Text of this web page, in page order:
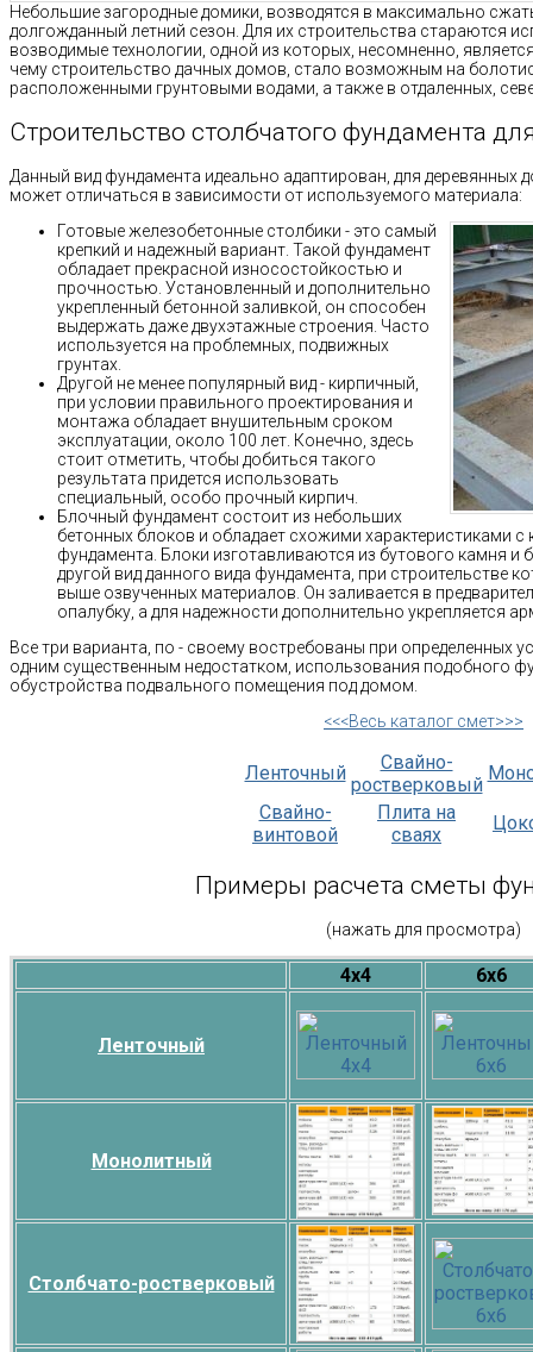
Небольшие загородные домики, возводятся в максимально
долгожданный летний сезон. Для их строительства стараются
возводимые технологии, одной из которых, несомненно,
чему строительство дачных домов, стало возможным на
расположенными грунтовыми водами, а также в отдаленных,
Строительство столбчатого фундамента
Данный вид фундамента идеально адаптирован, для деревянных
может отличаться в зависимости от используемого материала:
Готовые железобетонные столбики - это самый
крепкий и надежный вариант. Такой фундамент
обладает прекрасной износостойкостью и
прочностью. Установленный и дополнительно
укрепленный бетонной заливкой, он способен
выдержать даже двухэтажные строения. Часто
используется на проблемных, подвижных
грунтах.
Другой не менее популярный вид - кирпичный,
при условии правильного проектирования и
монтажа обладает внушительным сроком
эксплуатации, около 100 лет. Конечно, здесь
стоит отметить, чтобы добиться такого
результата придется использовать
специальный, особо прочный кирпич.
Блочный фундамент состоит из небольших
бетонных блоков и обладает схожими характеристиками
фундамента. Блоки изготавливаются из бутового камня и
другой вид данного вида фундамента, при строительстве
выше озвученных материалов. Он заливается в
опалубку, а для надежности дополнительно укрепляется
Все три варианта, по - своему востребованы при определенных
одним существенным недостатком, использования подобного
обустройства подвального помещения под домом.
<<<Весь каталог смет>>>
Ленточный
Свайно-
ростверковый
Свайно-
винтовой
Плита на
сваях
Примеры расчета сметы
(нажать для просмотра)
4х4 6х6
Ленточный
Монолитный
Столбчато-ростверковый